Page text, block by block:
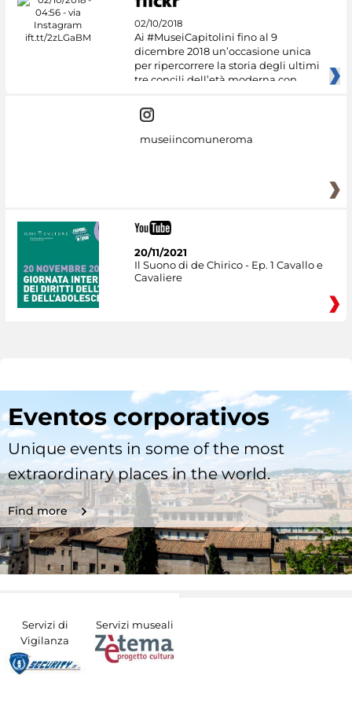
02/10/2018
Ai #MuseiCapitolini fino al 9
dicembre 2018 un’occasione unica
per ripercorrere la storia degli ultimi
tre concili dell’età moderna con
museiincomuneroma
20/11/2021
Il Suono di de Chirico - Ep. 1 Cavallo e
Cavaliere
Eventos corporativos
Unique events in some of the most
extraordinary places in the world.
Find more
Servizi di
Vigilanza
Servizi museali